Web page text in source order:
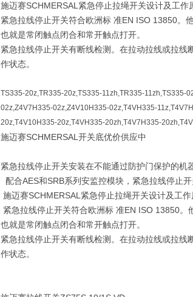
施迈赛SCHMERSAL紧急停止拉绳开关设计及工作
紧急拉线停止开关符合欧洲标 准EN ISO 13850。
也就是常闭触点闭合和常开触点打开。
紧急拉线停止开关有断线检测。在拉动拉线或拉
作状态。
TS335-20z,TR335-20z,TS335-11zh,TR335-11zh,TS335-
02z,Z4V7H335-02z,Z4V10H335-02z,T4VH335-
20z,T4V10H335-20z,T4VH335-20zh,T4V7H335-
施迈赛SCHMERSAL开关底优价供应中
紧急拉线停止开关安装在不能通过防护门保护的机
配合AES和SRB系列安监控模块，紧急拉线停止
施迈赛SCHMERSAL紧急停止拉绳开关设计及工作
紧急拉线停止开关符合欧洲标 准EN ISO 13850。
也就是常闭触点闭合和常开触点打开。
紧急拉线停止开关有断线检测。在拉动拉线或拉
作状态。